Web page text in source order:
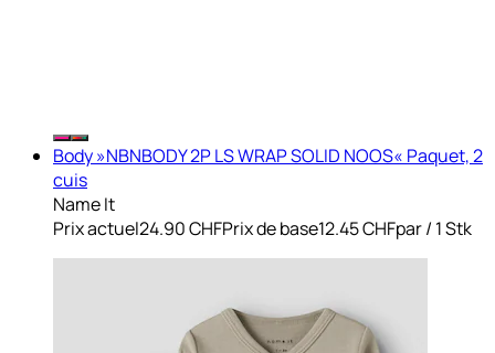
Body »NBNBODY 2P LS WRAP SOLID NOOS« Paquet, 2
cuis
Name It
Prix actuel24.90 CHFPrix de base12.45 CHFpar/ 1 Stk